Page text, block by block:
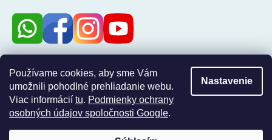
Používame cookies, aby sme Vám
umožnili pohodlné prehliadanie webu.
Viac informácií tu. Podmienky ochrany
osobných údajov spoločnosti Google.
Nastavenie
100 %
zákazníkov nás
odporúča